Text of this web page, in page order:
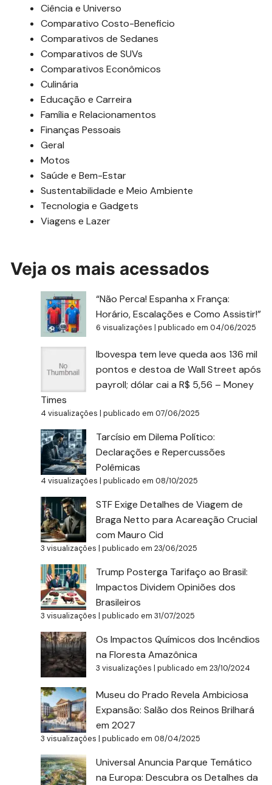
Ciência e Universo
Comparativo Costo-Beneficio
Comparativos de Sedanes
Comparativos de SUVs
Comparativos Econômicos
Culinária
Educação e Carreira
Família e Relacionamentos
Finanças Pessoais
Geral
Motos
Saúde e Bem-Estar
Sustentabilidade e Meio Ambiente
Tecnologia e Gadgets
Viagens e Lazer
Veja os mais acessados
“Não Perca! Espanha x França:
Horário, Escalações e Como Assistir!”
6 visualizações |publicado em 04/06/2025
Ibovespa tem leve queda aos 136 mil
pontos e destoa de Wall Street após
payroll; dólar cai a R$ 5,56 – Money
Times
4 visualizações |publicado em 07/06/2025
Tarcísio em Dilema Político:
Declarações e Repercussões
Polêmicas
4 visualizações |publicado em 08/10/2025
STF Exige Detalhes de Viagem de
Braga Netto para Acareação Crucial
com Mauro Cid
3 visualizações |publicado em 23/06/2025
Trump Posterga Tarifaço ao Brasil:
Impactos Dividem Opiniões dos
Brasileiros
3 visualizações |publicado em 31/07/2025
Os Impactos Químicos dos Incêndios
na Floresta Amazônica
3 visualizações |publicado em 23/10/2024
Museu do Prado Revela Ambiciosa
Expansão: Salão dos Reinos Brilhará
em 2027
3 visualizações |publicado em 08/04/2025
Universal Anuncia Parque Temático
na Europa: Descubra os Detalhes da